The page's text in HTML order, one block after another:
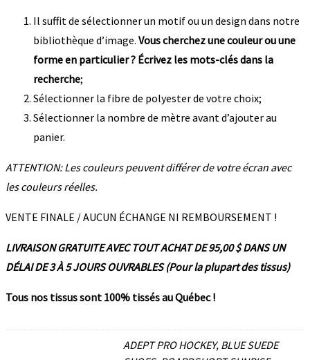
Il suffit de sélectionner un motif ou un design dans notre
bibliothèque d’image. Vous cherchez une couleur ou une
forme en particulier ? Écrivez les mots-clés dans la
recherche;
Sélectionner la fibre de polyester de votre choix;
Sélectionner la nombre de mètre avant d’ajouter au
panier.
ATTENTION: Les couleurs peuvent différer de votre écran avec
les couleurs réelles.
VENTE FINALE / AUCUN ÉCHANGE NI REMBOURSEMENT !
LIVRAISON GRATUITE AVEC TOUT ACHAT DE 95,00 $ DANS UN
DÉLAI DE 3 À 5 JOURS OUVRABLES (Pour la plupart des tissus)
Tous nos tissus sont 100% tissés au Québec !
ADEPT PRO HOCKEY, BLUE SUEDE